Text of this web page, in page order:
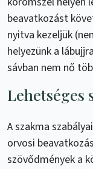
beavatkozást
nyitva kezeljük
helyezünk a
sávban nem nő
Lehetséges
A szakma
orvosi
szövődmények a